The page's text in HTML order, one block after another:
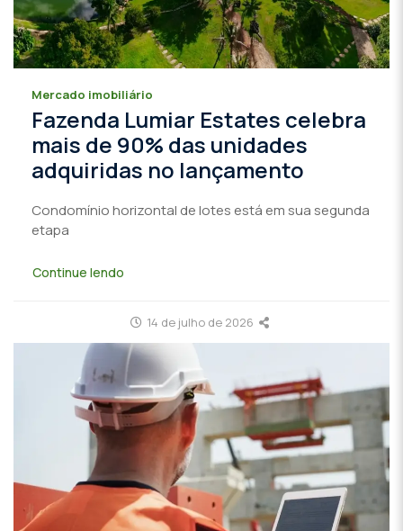
Mercado imobiliário
Fazenda Lumiar Estates celebra
mais de 90% das unidades
adquiridas no lançamento
Condomínio horizontal de lotes está em sua segunda
etapa
Continue lendo
14 de julho de 2026